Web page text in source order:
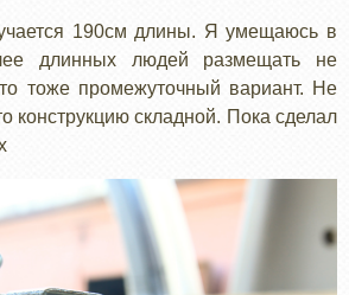
190см длины. Я умещаюсь в
длинных людей размещать не
тоже промежуточный вариант. Не
конструкцию складной. Пока сделал